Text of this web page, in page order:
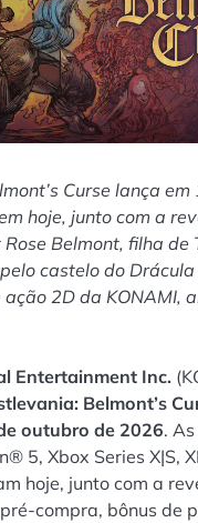
Curse lança
hoje, junto com a
Belmont, filha de
castelo do
2D da KONAMI,
Entertainment Inc.
Belmont’s
outubro de 2026.
5, Xbox Series X|S,
hoje, junto com a
compra, bônus de